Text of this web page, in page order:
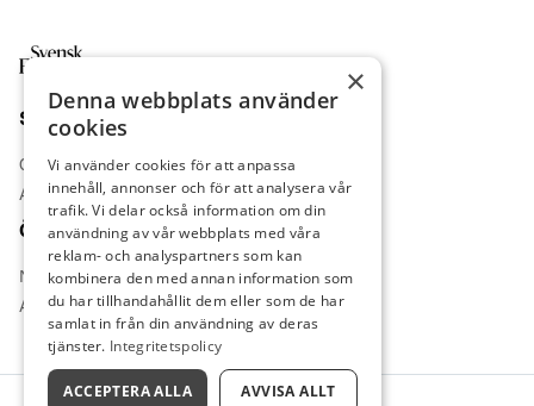
Sajt
Om oss
Annonsera
Övrigt
Nyheter
Arbetsgivare
×
Denna webbplats använder
cookies
Vi använder cookies för att anpassa
innehåll, annonser och för att analysera vår
trafik. Vi delar också information om din
användning av vår webbplats med våra
reklam- och analyspartners som kan
kombinera den med annan information som
du har tillhandahållit dem eller som de har
samlat in från din användning av deras
tjänster. Integritetspolicy
ACCEPTERA ALLA AVVISA ALLT